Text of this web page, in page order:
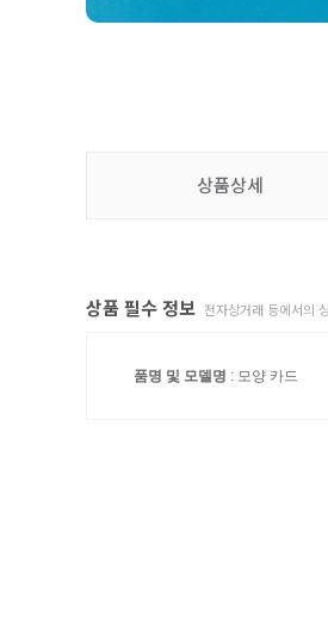
상품상세
상품 필수 정보 전자상거래 등에서의
품명 및 모델명 : 모양 카드